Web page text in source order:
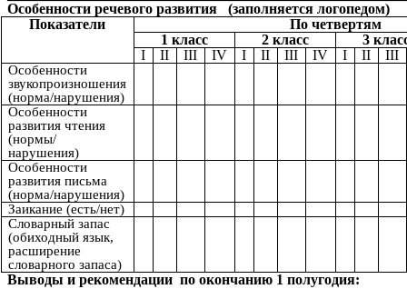
Особенности речевого развития (заполняется логопедом)
Показатели
По четвертям
1 класс
2 класс
3
I
II III IV I II III IV I II III
Особенности
звукопроизношения
(норма/нарушения)
Особенности
развития чтения
(нормы/
нарушения)
Особенности
развития письма
(норма/нарушения)
Заикание (есть/нет)
Словарный запас
(обиходный язык,
расширение
словарного запаса)
Выводы и рекомендации по окончанию 1 полугодия: